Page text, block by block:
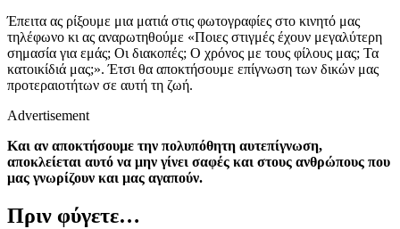
Έπειτα ας ρίξουμε μια ματιά στις φωτογραφίες στο κινητό μας
τηλέφωνο κι ας αναρωτηθούμε «Ποιες στιγμές έχουν μεγαλύτερη
σημασία για εμάς; Οι διακοπές; Ο χρόνος με τους φίλους μας; Τα
κατοικίδιά μας;». Έτσι θα αποκτήσουμε επίγνωση των δικών μας
προτεραιοτήτων σε αυτή τη ζωή.
Advertisement
Και αν αποκτήσουμε την πολυπόθητη αυτεπίγνωση,
αποκλείεται αυτό να μην γίνει σαφές και στους ανθρώπους που
μας γνωρίζουν και μας αγαπούν.
Πριν φύγετε…